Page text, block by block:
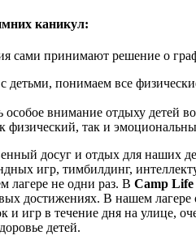
каникул:
сами принимают решение о
понимаем все
особое внимание отдыху детей
физический, так и
досуг и отдых для наших
игр, тимбилдинг,
лагере не одни раз. В Camp Life
достижениях. В нашем
и игр в течение дня на улице,
детей.